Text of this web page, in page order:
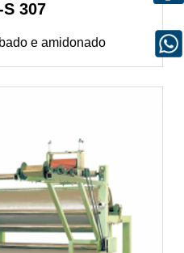
S 307
e amidonado